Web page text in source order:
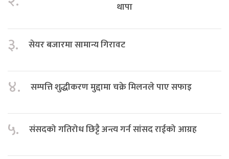
थापा
३. सेयर बजारमा सामान्य गिरावट
४. सम्पत्ति शुद्धीकरण मुद्दामा चक्रे मिलनले पाए सफाइ
५. संसदको गतिरोध छिट्टै अन्त्य गर्न सांसद राईको आग्रह